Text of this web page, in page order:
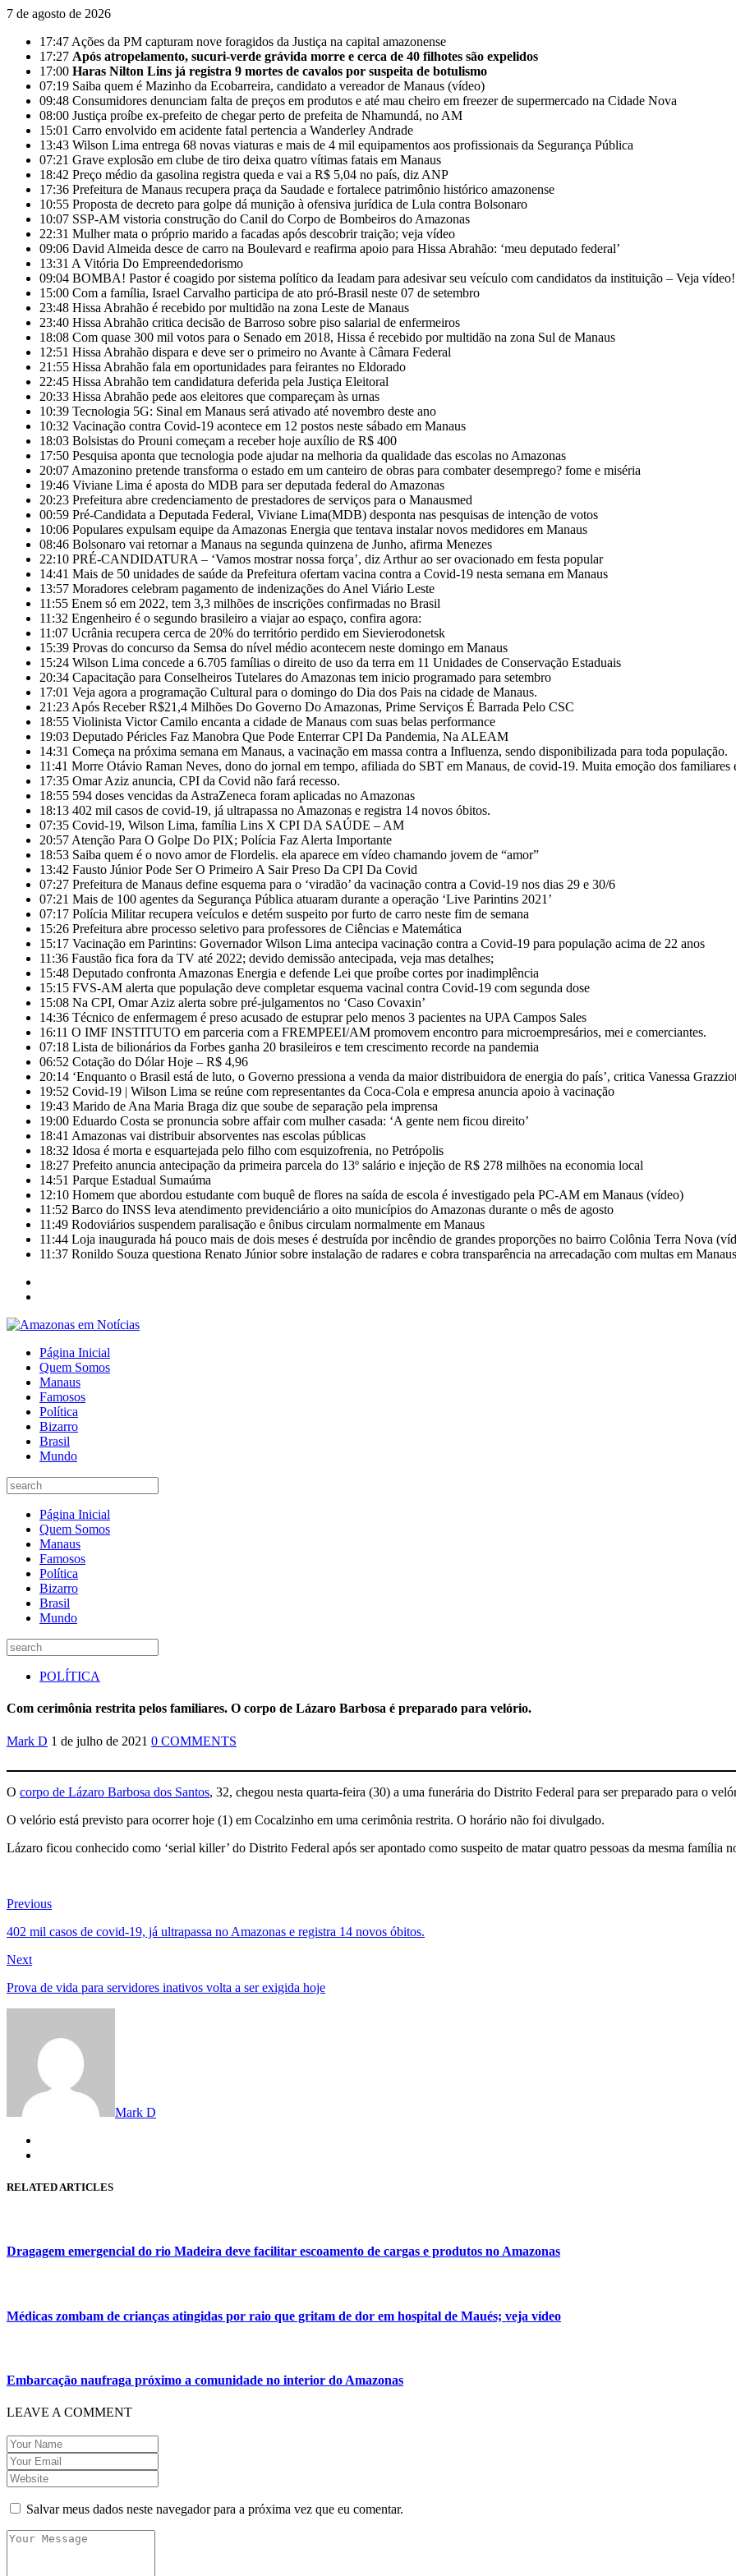
7 de agosto de 2026
17:47 Ações da PM capturam nove foragidos da Justiça na capital amazonense
17:27 Após atropelamento, sucuri-verde grávida morre e cerca de 40 filhotes são expelidos
17:00 Haras Nilton Lins já registra 9 mortes de cavalos por suspeita de botulismo
07:19 Saiba quem é Mazinho da Ecobarreira, candidato a vereador de Manaus (vídeo)
09:48 Consumidores denunciam falta de preços em produtos e até mau cheiro em freezer de supermercado na Cidade Nova
08:00 Justiça proíbe ex-prefeito de chegar perto de prefeita de Nhamundá, no AM
15:01 Carro envolvido em acidente fatal pertencia a Wanderley Andrade
13:43 Wilson Lima entrega 68 novas viaturas e mais de 4 mil equipamentos aos profissionais da Segurança Pública
07:21 Grave explosão em clube de tiro deixa quatro vítimas fatais em Manaus
18:42 Preço médio da gasolina registra queda e vai a R$ 5,04 no país, diz ANP
17:36 Prefeitura de Manaus recupera praça da Saudade e fortalece patrimônio histórico amazonense
10:55 Proposta de decreto para golpe dá munição à ofensiva jurídica de Lula contra Bolsonaro
10:07 SSP-AM vistoria construção do Canil do Corpo de Bombeiros do Amazonas
22:31 Mulher mata o próprio marido a facadas após descobrir traição; veja vídeo
09:06 David Almeida desce de carro na Boulevard e reafirma apoio para Hissa Abrahão: ‘meu deputado federal’
13:31 A Vitória Do Empreendedorismo
09:04 BOMBA! Pastor é coagido por sistema político da Ieadam para adesivar seu veículo com candidatos da instituição – Veja vídeo!
15:00 Com a família, Israel Carvalho participa de ato pró-Brasil neste 07 de setembro
23:48 Hissa Abrahão é recebido por multidão na zona Leste de Manaus
23:40 Hissa Abrahão critica decisão de Barroso sobre piso salarial de enfermeiros
18:08 Com quase 300 mil votos para o Senado em 2018, Hissa é recebido por multidão na zona Sul de Manaus
12:51 Hissa Abrahão dispara e deve ser o primeiro no Avante à Câmara Federal
21:55 Hissa Abrahão fala em oportunidades para feirantes no Eldorado
22:45 Hissa Abrahão tem candidatura deferida pela Justiça Eleitoral
20:33 Hissa Abrahão pede aos eleitores que compareçam às urnas
10:39 Tecnologia 5G: Sinal em Manaus será ativado até novembro deste ano
10:32 Vacinação contra Covid-19 acontece em 12 postos neste sábado em Manaus
18:03 Bolsistas do Prouni começam a receber hoje auxílio de R$ 400
17:50 Pesquisa aponta que tecnologia pode ajudar na melhoria da qualidade das escolas no Amazonas
20:07 Amazonino pretende transforma o estado em um canteiro de obras para combater desemprego? fome e miséria
19:46 Viviane Lima é aposta do MDB para ser deputada federal do Amazonas
20:23 Prefeitura abre credenciamento de prestadores de serviços para o Manausmed
00:59 Pré-Candidata a Deputada Federal, Viviane Lima(MDB) desponta nas pesquisas de intenção de votos
10:06 Populares expulsam equipe da Amazonas Energia que tentava instalar novos medidores em Manaus
08:46 Bolsonaro vai retornar a Manaus na segunda quinzena de Junho, afirma Menezes
22:10 PRÉ-CANDIDATURA – ‘Vamos mostrar nossa força’, diz Arthur ao ser ovacionado em festa popular
14:41 Mais de 50 unidades de saúde da Prefeitura ofertam vacina contra a Covid-19 nesta semana em Manaus
13:57 Moradores celebram pagamento de indenizações do Anel Viário Leste
11:55 Enem só em 2022, tem 3,3 milhões de inscrições confirmadas no Brasil
11:32 Engenheiro é o segundo brasileiro a viajar ao espaço, confira agora:
11:07 Ucrânia recupera cerca de 20% do território perdido em Sievierodonetsk
15:39 Provas do concurso da Semsa do nível médio acontecem neste domingo em Manaus
15:24 Wilson Lima concede a 6.705 famílias o direito de uso da terra em 11 Unidades de Conservação Estaduais
20:34 Capacitação para Conselheiros Tutelares do Amazonas tem inicio programado para setembro
17:01 Veja agora a programação Cultural para o domingo do Dia dos Pais na cidade de Manaus.
21:23 Após Receber R$21,4 Milhões Do Governo Do Amazonas, Prime Serviços É Barrada Pelo CSC
18:55 Violinista Victor Camilo encanta a cidade de Manaus com suas belas performance
19:03 Deputado Péricles Faz Manobra Que Pode Enterrar CPI Da Pandemia, Na ALEAM
14:31 Começa na próxima semana em Manaus, a vacinação em massa contra a Influenza, sendo disponibilizada para toda população.
11:41 Morre Otávio Raman Neves, dono do jornal em tempo, afiliada do SBT em Manaus, de covid-19. Muita emoção dos familiares
17:35 Omar Aziz anuncia, CPI da Covid não fará recesso.
18:55 594 doses vencidas da AstraZeneca foram aplicadas no Amazonas
18:13 402 mil casos de covid-19, já ultrapassa no Amazonas e registra 14 novos óbitos.
07:35 Covid-19, Wilson Lima, família Lins X CPI DA SAÚDE – AM
20:57 Atenção Para O Golpe Do PIX; Polícia Faz Alerta Importante
18:53 Saiba quem é o novo amor de Flordelis. ela aparece em vídeo chamando jovem de “amor”
13:42 Fausto Júnior Pode Ser O Primeiro A Sair Preso Da CPI Da Covid
07:27 Prefeitura de Manaus define esquema para o ‘viradão’ da vacinação contra a Covid-19 nos dias 29 e 30/6
07:21 Mais de 100 agentes da Segurança Pública atuaram durante a operação ‘Live Parintins 2021’
07:17 Polícia Militar recupera veículos e detém suspeito por furto de carro neste fim de semana
15:26 Prefeitura abre processo seletivo para professores de Ciências e Matemática
15:17 Vacinação em Parintins: Governador Wilson Lima antecipa vacinação contra a Covid-19 para população acima de 22 anos
11:36 Faustão fica fora da TV até 2022; devido demissão antecipada, veja mas detalhes;
15:48 Deputado confronta Amazonas Energia e defende Lei que proíbe cortes por inadimplência
15:15 FVS-AM alerta que população deve completar esquema vacinal contra Covid-19 com segunda dose
15:08 Na CPI, Omar Aziz alerta sobre pré-julgamentos no ‘Caso Covaxin’
14:36 Técnico de enfermagem é preso acusado de estuprar pelo menos 3 pacientes na UPA Campos Sales
16:11 O IMF INSTITUTO em parceria com a FREMPEEI/AM promovem encontro para microempresários, mei e comerciantes.
07:18 Lista de bilionários da Forbes ganha 20 brasileiros e tem crescimento recorde na pandemia
06:52 Cotação do Dólar Hoje – R$ 4,96
20:14 ‘Enquanto o Brasil está de luto, o Governo pressiona a venda da maior distribuidora de energia do país’, critica Vanessa
19:52 Covid-19 | Wilson Lima se reúne com representantes da Coca-Cola e empresa anuncia apoio à vacinação
19:43 Marido de Ana Maria Braga diz que soube de separação pela imprensa
19:00 Eduardo Costa se pronuncia sobre affair com mulher casada: ‘A gente nem ficou direito’
18:41 Amazonas vai distribuir absorventes nas escolas públicas
18:32 Idosa é morta e esquartejada pelo filho com esquizofrenia, no Petrópolis
18:27 Prefeito anuncia antecipação da primeira parcela do 13º salário e injeção de R$ 278 milhões na economia local
14:51 Parque Estadual Sumaúma
12:10 Homem que abordou estudante com buquê de flores na saída de escola é investigado pela PC-AM em Manaus (vídeo)
11:52 Barco do INSS leva atendimento previdenciário a oito municípios do Amazonas durante o mês de agosto
11:49 Rodoviários suspendem paralisação e ônibus circulam normalmente em Manaus
11:44 Loja inaugurada há pouco mais de dois meses é destruída por incêndio de grandes proporções no bairro Colônia Terra Nova
11:37 Ronildo Souza questiona Renato Júnior sobre instalação de radares e cobra transparência na arrecadação com multas em Manaus
Página Inicial
Quem Somos
Manaus
Famosos
Política
Bizarro
Brasil
Mundo
Página Inicial
Quem Somos
Manaus
Famosos
Política
Bizarro
Brasil
Mundo
POLÍTICA
Com cerimônia restrita pelos familiares. O corpo de Lázaro Barbosa é preparado para velório.
Mark D 1 de julho de 2021 0 COMMENTS
O corpo de Lázaro Barbosa dos Santos, 32, chegou nesta quarta-feira (30) a uma funerária do Distrito Federal para ser preparado para o
O velório está previsto para ocorrer hoje (1) em Cocalzinho em uma cerimônia restrita. O horário não foi divulgado.
Lázaro ficou conhecido como ‘serial killer’ do Distrito Federal após ser apontado como suspeito de matar quatro pessoas da mesma família
Navegação
de
Post
PreviousPrevious
402 mil casos de covid-19, já ultrapassa no Amazonas e registra 14 novos óbitos.
NextNext
Prova de vida para servidores inativos volta a ser exigida hoje
Mark D
RELATED ARTICLES
Dragagem emergencial do rio Madeira deve facilitar escoamento de cargas e produtos no Amazonas
Médicas zombam de crianças atingidas por raio que gritam de dor em hospital de Maués; veja vídeo
Embarcação naufraga próximo a comunidade no interior do Amazonas
LEAVE A COMMENT
Salvar meus dados neste navegador para a próxima vez que eu comentar.